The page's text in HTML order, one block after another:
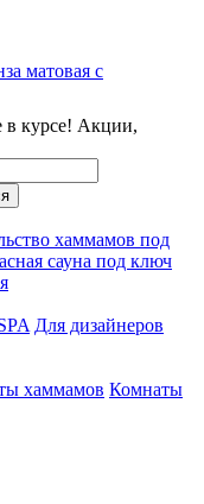
матовая с
в курсе! Акции,
хаммамов под
сауна под ключ
Для дизайнеров
хаммамов Комнаты